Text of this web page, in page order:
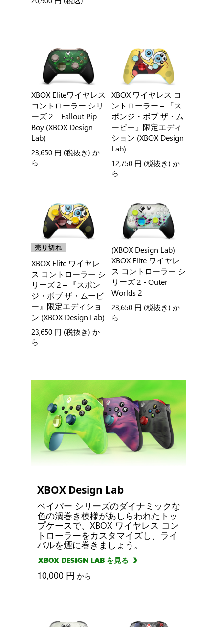
XBOX Eliteワイヤレス
コントローラー シリ
ーズ 2 – Fallout Pip-
Boy (XBOX Design
Lab)
23,650 円 (税抜き) か
ら
XBOX ワイヤレス コ
ントローラー – 『ス
ポンジ・ボブ ザ・ム
ービー』限定エディ
ション (XBOX Design
Lab)
12,750 円 (税抜き) か
ら
売り切れ
XBOX Elite ワイヤレ
ス コントローラー シ
リーズ 2 – 『スポン
ジ・ボブ ザ・ムービ
ー』限定エディショ
ン (XBOX Design Lab)
23,650 円 (税抜き) か
ら
(XBOX Design Lab)
XBOX Elite ワイヤレ
ス コントローラー シ
リーズ 2 - Outer
Worlds 2
23,650 円 (税抜き) か
ら
XBOX Design Lab
ベイパー シリーズのダイナミックな
色の渦巻き模様があしらわれたトッ
プケースで、XBOX ワイヤレス コン
トローラーをカスタマイズし、ライ
バルを煙に巻きましょう。
XBOX DESIGN LAB を見る
10,000 円 から